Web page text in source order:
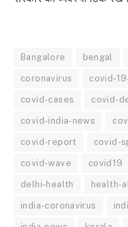
Bangalore bengal
coronavirus covid-
covid-cases covid-
covid-india-news
covid-report covid-
covid-wave covid19
delhi-health health-
india-coronavirus